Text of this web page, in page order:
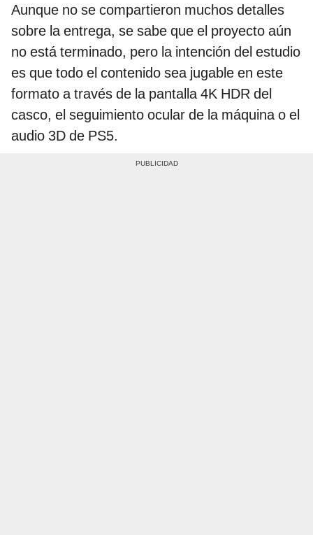
Aunque no se compartieron muchos detalles
sobre la entrega, se sabe que el proyecto aún
no está terminado, pero la intención del estudio
es que todo el contenido sea jugable en este
formato a través de la pantalla 4K HDR del
casco, el seguimiento ocular de la máquina o el
audio 3D de PS5.